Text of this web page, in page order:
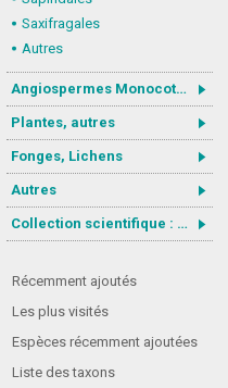
Saxifragales
Autres
Angiospermes Monocotylédones
Plantes, autres
Fonges, Lichens
Autres
Collection scientifique : Gastrotricha
Récemment ajoutés
Les plus visités
Espèces récemment ajoutées
Liste des taxons